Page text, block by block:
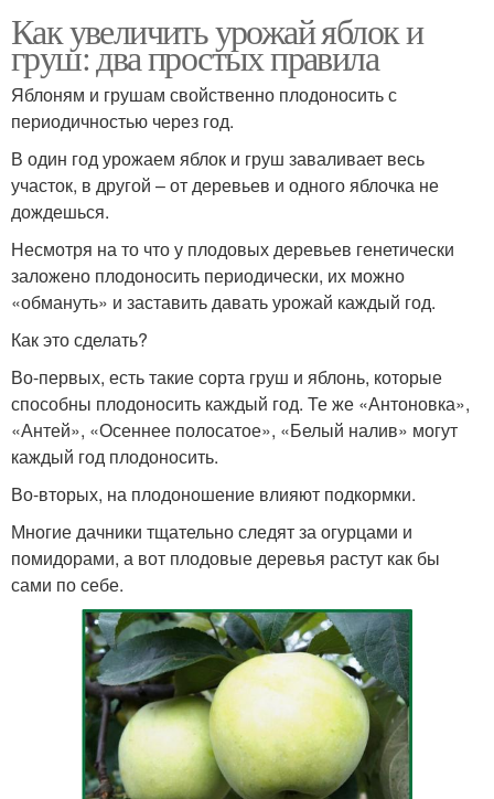
Как увеличить урожай яблок и
груш: два простых правила
Яблоням и грушам свойственно плодоносить с
периодичностью через год.
В один год урожаем яблок и груш заваливает весь
участок, в другой – от деревьев и одного яблочка не
дождешься.
Несмотря на то что у плодовых деревьев генетически
заложено плодоносить периодически, их можно
«обмануть» и заставить давать урожай каждый год.
Как это сделать?
Во-первых, есть такие сорта груш и яблонь, которые
способны плодоносить каждый год. Те же «Антоновка»,
«Антей», «Осеннее полосатое», «Белый налив» могут
каждый год плодоносить.
Во-вторых, на плодоношение влияют подкормки.
Многие дачники тщательно следят за огурцами и
помидорами, а вот плодовые деревья растут как бы
сами по себе.